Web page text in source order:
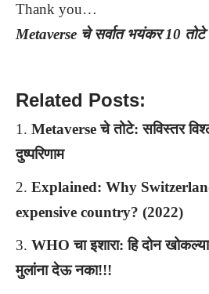
Thank you…
Metaverse चे सर्वात भयंकर 10 तोटे
Related Posts:
Metaverse चे तोटे: सविस्तर
दुष्परिणाम
Explained: Why
expensive country? (2022)
WHO चा इशारा: हि दोन
मुलांना देऊ नका!!!